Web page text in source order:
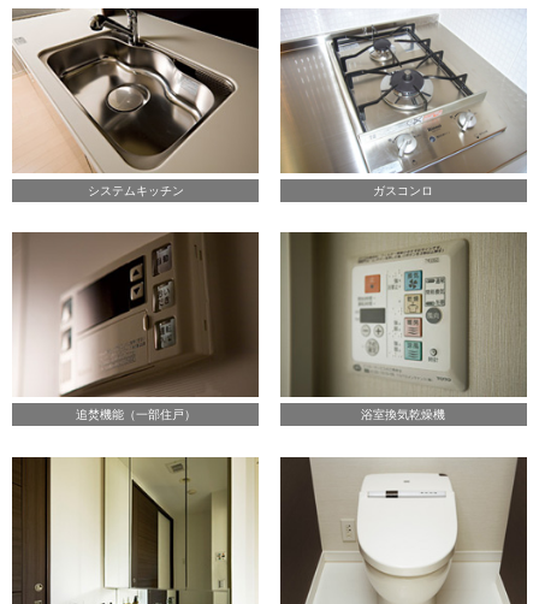
システムキッチン ガスコンロ
追焚機能（一部住戸） 浴室換気乾燥機